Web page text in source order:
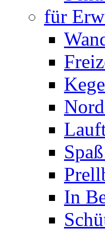
für
In